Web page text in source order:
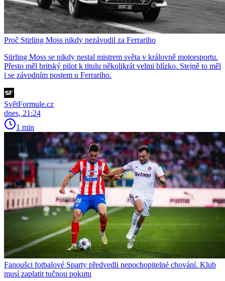
Proč Stirling Moss nikdy nezávodil za Ferrariho
Stirling Moss se nikdy nestal mistrem světa v královně motorsportu.
Přesto měl britský pilot k titulu několikrát velmi blízko. Stejně to měl
i se závodním postem u Ferrariho.
SvětFormule.cz
dnes, 21:24
1 min
Fanoušci fotbalové Sparty předvedli nepochopitelné chování. Klub
musí zaplatit tučnou pokutu